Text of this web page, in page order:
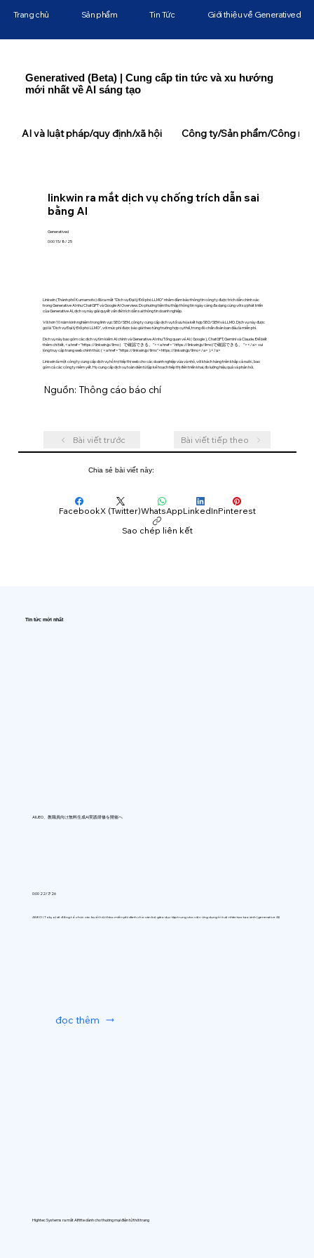
Generatived (Beta) | Cung cấp tin tức và xu hướng
mới nhất về AI sáng tạo
linkwin ra mắt dịch vụ chống trích dẫn sai
bằng AI
Generatived
0:00 15/8/25
Linkwin (Thành phố Kumamoto) đã ra mắt "Dịch vụ Đại lý Đối phó LLMO" nhằm đảm bảo thông tin công ty được trích dẫn chính xác
trong Generative AI như ChatGPT và Google AI Overview. Do phương tiện thu thập thông tin ngày càng đa dạng cùng với sự phát triển
của Generative AI, dịch vụ này giải quyết vấn đề trích dẫn sai thông tin doanh nghiệp.
Với hơn 10 năm kinh nghiệm trong lĩnh vực SEO/SEM, công ty cung cấp dịch vụ tối ưu hóa kết hợp SEO/SEM và LLMO. Dịch vụ này được
gọi là "Dịch vụ Đại lý Đối phó LLMO", với mức phí được báo giá theo từng trường hợp cụ thể, trong đó chẩn đoán ban đầu là miễn phí.
Dịch vụ này bao gồm các dịch vụ tìm kiếm AI chính và Generative AI như Tổng quan về AI ( Google ), ChatGPT, Gemini và Claude. Để biết
thêm chi tiết, <a href="https://linkwin.jp/llmo）で確認できる。"><a href="https://linkwin.jp/llmo)で確認できる。 "></a> vui
lòng truy cập trang web chính thức ( <a href="https://linkwin.jp/llmo">https://linkwin.jp/llmo</a> ).</a>
Linkwin là một công ty cung cấp dịch vụ hỗ trợ tiếp thị web cho các doanh nghiệp vừa và nhỏ, với khách hàng trên khắp cả nước, bao
gồm cả các công ty niêm yết. Họ cung cấp dịch vụ toàn diện từ lập kế hoạch tiếp thị đến triển khai, đo lường hiệu quả và phản hồi.
Nguồn: Thông cáo báo chí
Bài viết trước Bài viết tiếp theo
Trang chủ Sản phẩm Tin Tức Giới thiệu về Generatived
Chia sẻ bài viết này:
FacebookX (Twitter)WhatsAppLinkedInPinterest
Sao chép liên kết
AI và luật pháp/quy định/xã hội Công ty/Sản phẩm/Công
Tin tức mới nhất
AIUEO、教職員向け無料生成AI実践研修を開催へ
0:00 22/7/26
AIUEO (Tokyo) sẽ đồng tổ chức các buổi hội thảo miễn phí dành cho cán bộ giáo dục tập trung vào việc ứng dụng trí tuệ nhân tạo tạo sinh (generative AI)
đọc thêm
Hightec Systems ra mắt AIfitte dành cho thương mại điện tử thời trang